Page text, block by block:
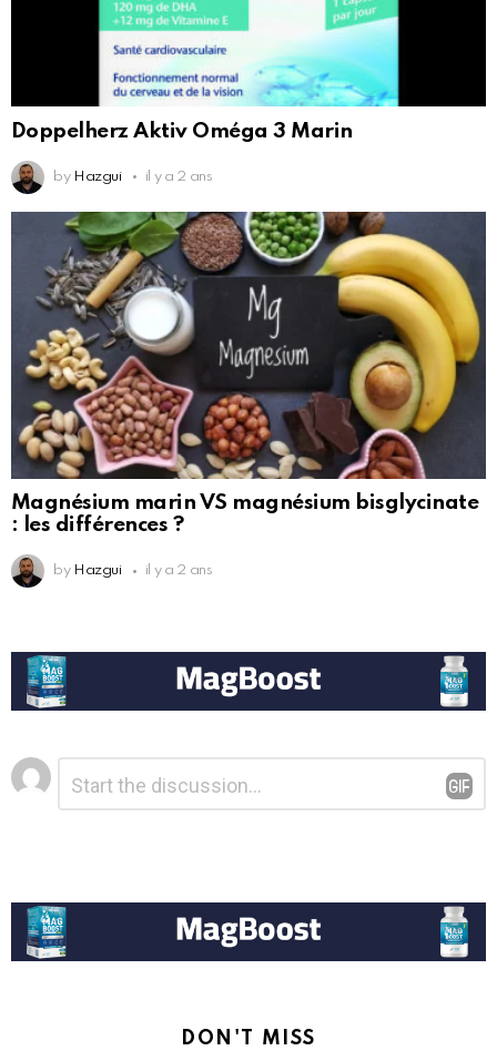
Doppelherz Aktiv Oméga 3 Marin
by Hazgui il y a 2 ans
Magnésium marin VS magnésium bisglycinate
: les différences ?
by Hazgui il y a 2 ans
Laisser
un
commentaire
DON'T MISS